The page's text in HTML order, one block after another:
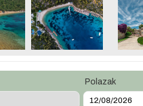
Polazak